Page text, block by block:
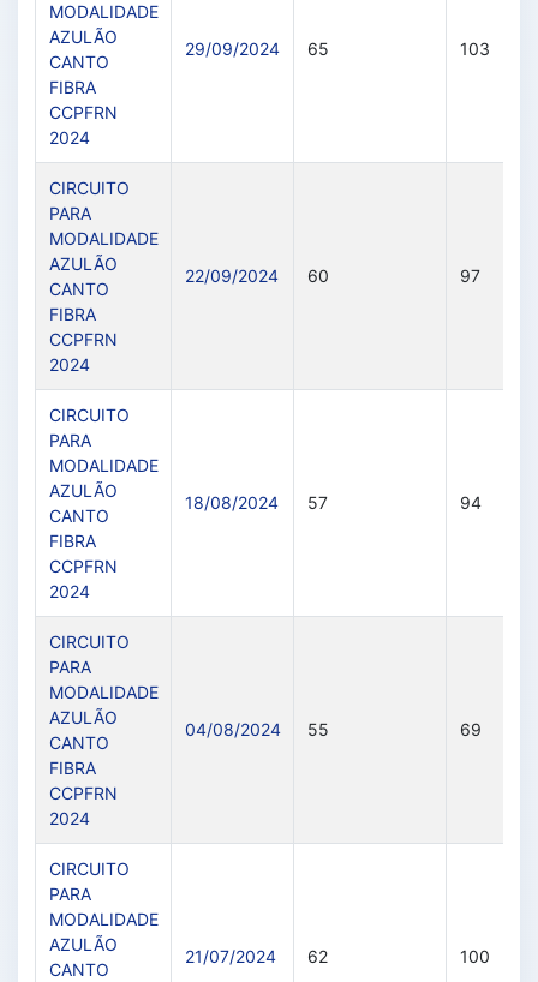
MODALIDADE
AZULÃO
CANTO
FIBRA
CCPFRN
2024
29/09/2024 65 103
CIRCUITO
PARA
MODALIDADE
AZULÃO
CANTO
FIBRA
CCPFRN
2024
22/09/2024 60 97
CIRCUITO
PARA
MODALIDADE
AZULÃO
CANTO
FIBRA
CCPFRN
2024
18/08/2024 57 94
CIRCUITO
PARA
MODALIDADE
AZULÃO
CANTO
FIBRA
CCPFRN
2024
04/08/2024 55 69
CIRCUITO
PARA
MODALIDADE
AZULÃO
CANTO
21/07/2024 62 100